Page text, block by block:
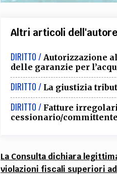
Altri articoli dell'autore
DIRITTO / Autorizzazione
delle garanzie per
DIRITTO / La giustizia
DIRITTO / Fatture
cessionario/
La Consulta dichiara
violazioni fiscali superiori